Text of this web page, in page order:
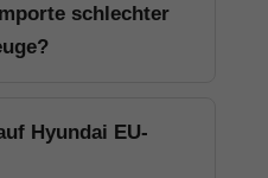
schlechter
Hyundai EU-